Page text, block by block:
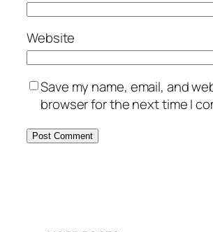
Website
Save my name, email, and
browser for the next time I